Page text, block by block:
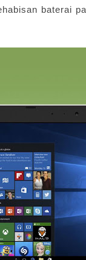
baterai